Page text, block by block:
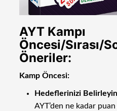
AYT Kampı
Öncesi/Sırası/
Öneriler:
Kamp Öncesi:
Hedeflerinizi
AYT’den ne kadar